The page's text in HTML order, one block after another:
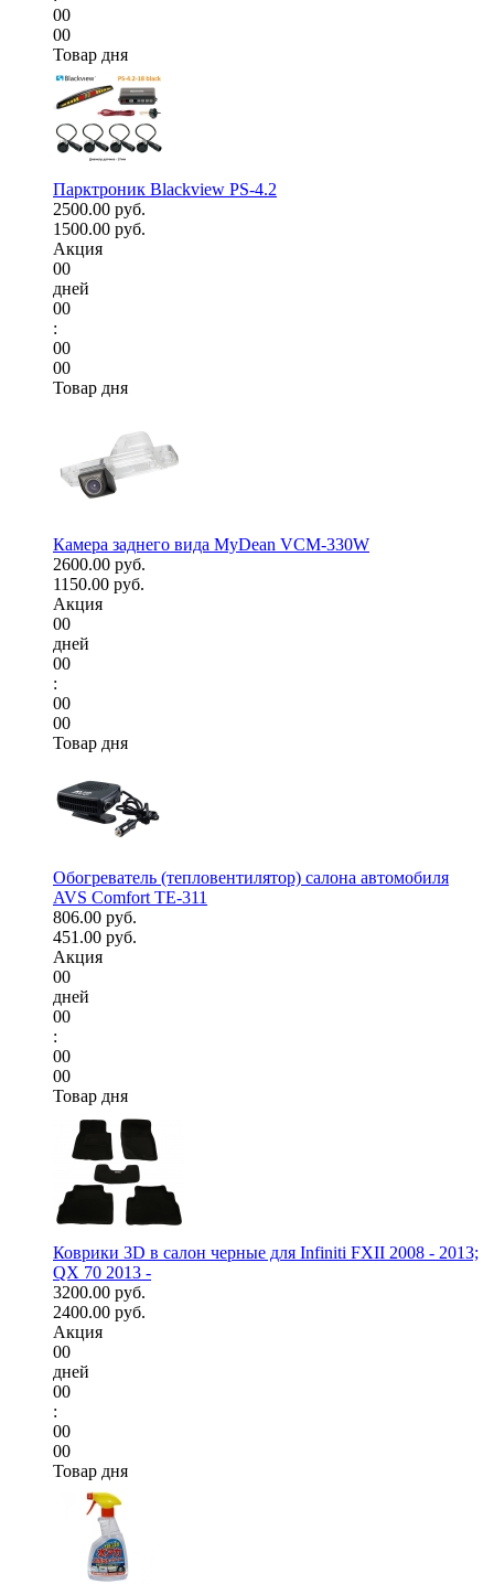
00
00
Товар дня
Парктроник Blackview PS-4.2
2500.00 руб.
1500.00 руб.
Акция
00
дней
00
:
00
00
Товар дня
Камера заднего вида MyDean VCM-330W
2600.00 руб.
1150.00 руб.
Акция
00
дней
00
:
00
00
Товар дня
Обогреватель (тепловентилятор) салона автомобиля
AVS Comfort TE-311
806.00 руб.
451.00 руб.
Акция
00
дней
00
:
00
00
Товар дня
Коврики 3D в салон черные для Infiniti FXII 2008 - 2013;
QX 70 2013 -
3200.00 руб.
2400.00 руб.
Акция
00
дней
00
:
00
00
Товар дня